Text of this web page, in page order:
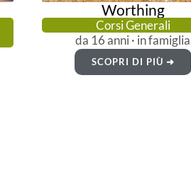
Worthing
Corsi Generali
da 16 anni · in famiglia
SCOPRI DI PIÙ ➜